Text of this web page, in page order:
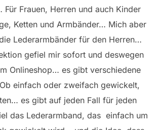
Für Frauen, Herren und auch Kinder
Ketten und Armbänder… Mich aber
Lederarmbänder für den Herren…
gefiel mir sofort und deswegen
Onlineshop… es gibt verschiedene
einfach oder zweifach gewickelt,
es gibt auf jeden Fall für jeden
das Lederarmband, das einfach um